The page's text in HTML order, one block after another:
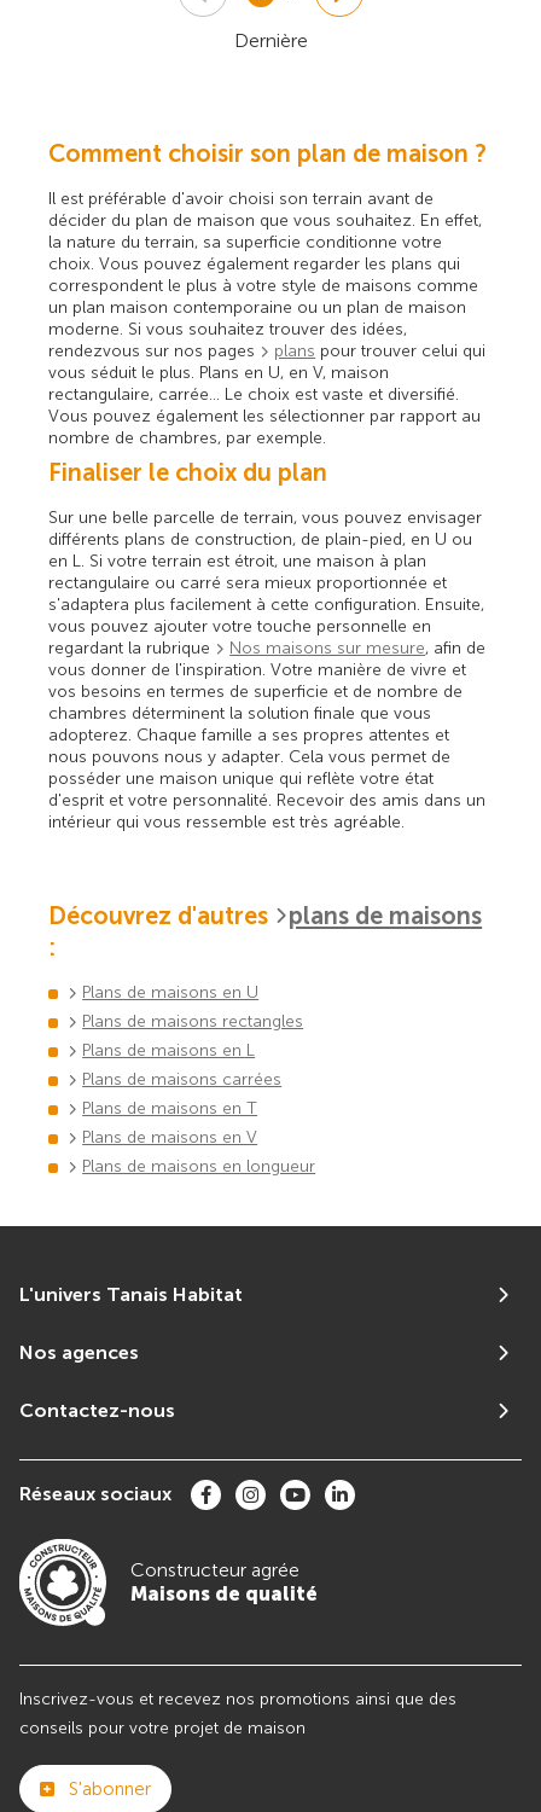
Dernière
Comment choisir son plan de maison ?
Il est préférable d'avoir choisi son terrain avant de
décider du plan de maison que vous souhaitez. En effet,
la nature du terrain, sa superficie conditionne votre
choix. Vous pouvez également regarder les plans qui
correspondent le plus à votre style de maisons comme
un plan maison contemporaine ou un plan de maison
moderne. Si vous souhaitez trouver des idées,
rendezvous sur nos pages
plans pour trouver celui qui
vous séduit le plus. Plans en U, en V, maison
rectangulaire, carrée... Le choix est vaste et diversifié.
Vous pouvez également les sélectionner par rapport au
nombre de chambres, par exemple.
Finaliser le choix du plan
Sur une belle parcelle de terrain, vous pouvez envisager
différents plans de construction, de plain-pied, en U ou
en L. Si votre terrain est étroit, une maison à plan
rectangulaire ou carré sera mieux proportionnée et
s'adaptera plus facilement à cette configuration. Ensuite,
vous pouvez ajouter votre touche personnelle en
regardant la rubrique
Nos maisons sur mesure, afin de
vous donner de l'inspiration. Votre manière de vivre et
vos besoins en termes de superficie et de nombre de
chambres déterminent la solution finale que vous
adopterez. Chaque famille a ses propres attentes et
nous pouvons nous y adapter. Cela vous permet de
posséder une maison unique qui reflète votre état
d'esprit et votre personnalité. Recevoir des amis dans un
intérieur qui vous ressemble est très agréable.
Découvrez d'autres
plans de maisons
:
Plans de maisons en U
Plans de maisons rectangles
Plans de maisons en L
Plans de maisons carrées
Plans de maisons en T
Plans de maisons en V
Plans de maisons en longueur
L'univers Tanais Habitat
Nos agences
Contactez-nous
Réseaux sociaux
Constructeur agrée
Maisons de qualité
Inscrivez-vous et recevez nos promotions ainsi que des
conseils pour votre projet de maison
S'abonner